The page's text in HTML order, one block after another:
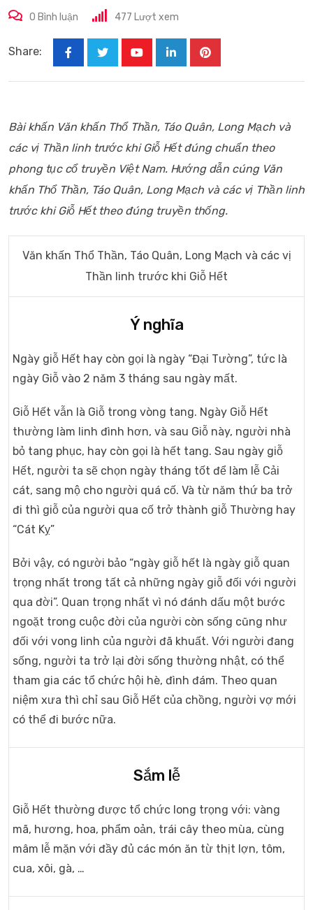
0 Bình luận 477 Lượt xem
Share:
LinkedInPinterest
Bài khấn Văn khấn Thổ Thần, Táo Quân, Long Mạch và
các vị Thần linh trước khi Giỗ Hết đúng chuẩn theo
phong tục cổ truyền Việt Nam. Hướng dẫn cúng Văn
khấn Thổ Thần, Táo Quân, Long Mạch và các vị Thần linh
trước khi Giỗ Hết theo đúng truyền thống.
Văn khấn Thổ Thần, Táo Quân, Long Mạch và các vị
Thần linh trước khi Giỗ Hết
Ý nghĩa
Ngày giỗ Hết hay còn gọi là ngày “Đại Tường”, tức là
ngày Giỗ vào 2 năm 3 tháng sau ngày mất.
Giỗ Hết vẫn là Giỗ trong vòng tang. Ngày Giỗ Hết
thường làm linh đình hơn, và sau Giỗ này, người nhà
bỏ tang phục, hay còn gọi là hết tang. Sau ngày giỗ
Hết, người ta sẽ chọn ngày tháng tốt để làm lễ Cải
cát, sang mộ cho người quá cố. Và từ năm thứ ba trở
đi thì giỗ của người qua cố trở thành giỗ Thường hay
“Cát Kỵ”
Bởi vậy, có người bảo “ngày giỗ hết là ngày giỗ quan
trọng nhất trong tất cả những ngày giỗ đối với người
qua đời”. Quan trọng nhất vì nó đánh dấu một bước
ngoặt trong cuộc đời của người còn sống cũng như
đối với vong linh của người đã khuất. Với người đang
sống, người ta trở lại đời sống thường nhật, có thể
tham gia các tổ chức hội hè, đình đám. Theo quan
niệm xưa thì chỉ sau Giỗ Hết của chồng, người vợ mới
có thể đi bước nữa.
Sắm lễ
Giỗ Hết thường được tổ chức long trọng với: vàng
mã, hương, hoa, phẩm oản, trái cây theo mùa, cùng
mâm lễ mặn với đầy đủ các món ăn từ thịt lợn, tôm,
cua, xôi, gà, …